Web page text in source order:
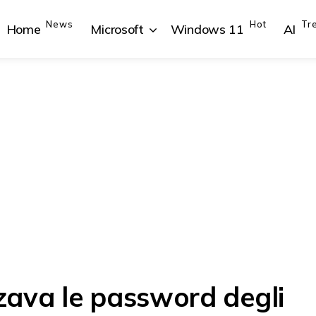
Home News Microsoft Windows 11 Hot AI
le password degli